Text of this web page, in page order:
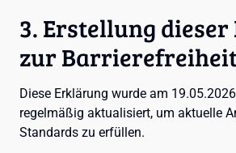
3. Erstellung
zur
Diese Erklärung wurde am
regelmäßig aktualisiert, um aktuelle
Standards zu erfüllen.